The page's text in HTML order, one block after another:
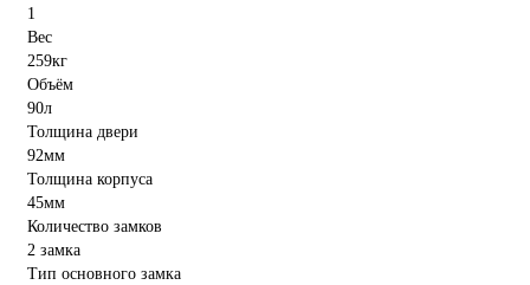
1
Вес
259кг
Объём
90л
Толщина двери
92мм
Толщина корпуса
45мм
Количество замков
2 замка
Тип основного замка